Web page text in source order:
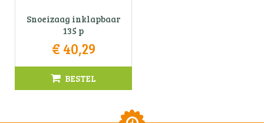
Snoeizaag inklapbaar
135 p
€ 40,29
BESTEL